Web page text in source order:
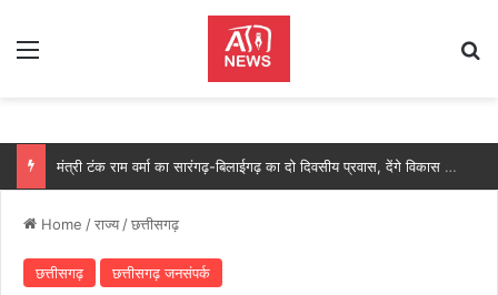
Menu
मंत्री टंक राम वर्मा का सारंगढ़-बिलाईगढ़ का दो दिवसीय प्रवास, देंगे विकास कार्यों की सौगात और तिरंगा यात्रा का करेंगे नेतृत्व…..
Home /राज्य /छत्तीसगढ़
छत्तीसगढ़ छत्तीसगढ़ जनसंपर्क